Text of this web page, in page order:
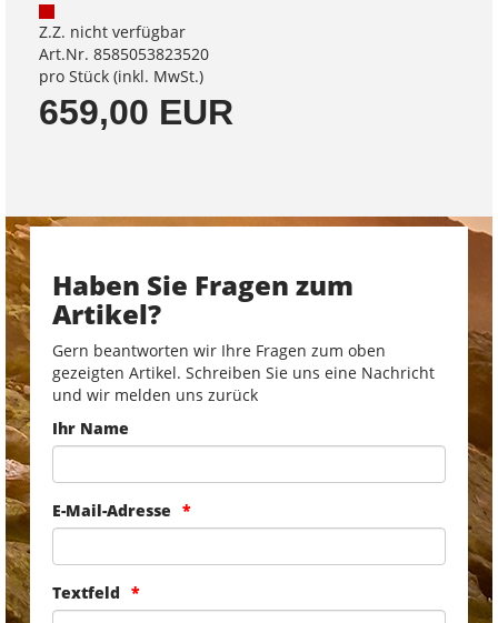
Z.Z. nicht verfügbar
Art.Nr. 8585053823520
pro Stück (inkl. MwSt.)
659,00 EUR
Haben Sie Fragen zum
Artikel?
Gern beantworten wir Ihre Fragen zum oben
gezeigten Artikel. Schreiben Sie uns eine Nachricht
und wir melden uns zurück
Ihr Name
E-Mail-Adresse
Textfeld